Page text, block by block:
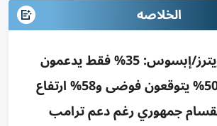
الخلاصه
استطلاع رويترز/إبسوس: 35% فقط يدعمون
حرب إيران؛ 50% يتوقعون فوضى و58% ارتفاع
جمهوري رغم دعم ترامب